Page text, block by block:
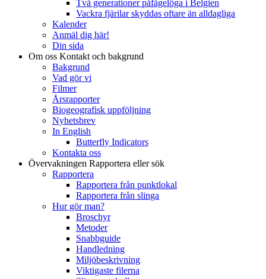
Två generationer påfågelöga i Belgien
Vackra fjärilar skyddas oftare än alldagliga
Kalender
Anmäl dig här!
Din sida
Om oss Kontakt och bakgrund
Bakgrund
Vad gör vi
Filmer
Årsrapporter
Biogeografisk uppföljning
Nyhetsbrev
In English
Butterfly Indicators
Kontakta oss
Övervakningen Rapportera eller sök
Rapportera
Rapportera från punktlokal
Rapportera från slinga
Hur gör man?
Broschyr
Metoder
Snabbguide
Handledning
Miljöbeskrivning
Viktigaste filerna